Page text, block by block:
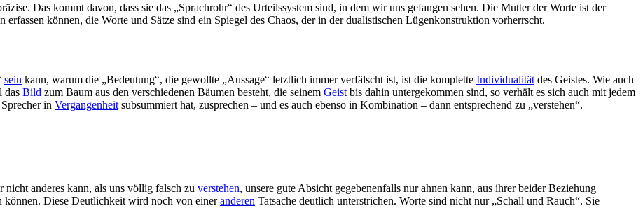
Das kommt davon, dass sie das „Sprachrohr“ des Urteilssystem sind, in dem wir uns gefangen sehen. Die Mutter der Worte ist der
können, die Worte und Sätze sind ein Spiegel des Chaos, der in der dualistischen Lügenkonstruktion vorherrscht.
sein kann, warum die „Bedeutung“, die gewollte „Aussage“ letztlich immer verfälscht ist, ist die komplette Individualität des Geistes. Wie auch
das Bild zum Baum aus den verschiedenen Bäumen besteht, die seinem Geist bis dahin untergekommen sind, so verhält es sich auch mit jedem
in Vergangenheit subsummiert hat, zusprechen – und es auch ebenso in Kombination – dann entsprechend zu „verstehen“.
nicht anderes kann, als uns völlig falsch zu verstehen, unsere gute Absicht gegebenenfalls nur ahnen kann, aus ihrer beider Beziehung
können. Diese Deutlichkeit wird noch von eineranderen Tatsache deutlich unterstrichen. Worte sind nicht nur „Schall und Rauch“. Sie